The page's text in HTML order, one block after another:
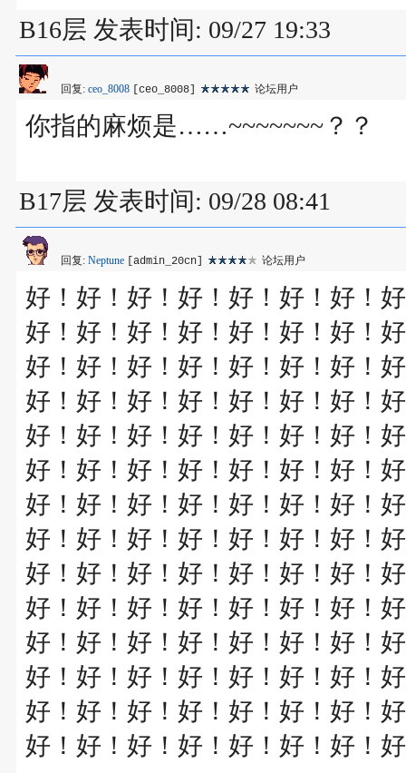
B16层 发表时间: 09/27 19:33
回复: ceo_8008 [ceo_8008] 论坛用户
你指的麻烦是……~~~~~~~？？
B17层 发表时间: 09/28 08:41
回复: Neptune [admin_20cn] 论坛用户
好！好！好！好！好！好！好！
好！好！好！好！好！好！好！
好！好！好！好！好！好！好！
好！好！好！好！好！好！好！
好！好！好！好！好！好！好！
好！好！好！好！好！好！好！
好！好！好！好！好！好！好！
好！好！好！好！好！好！好！
好！好！好！好！好！好！好！
好！好！好！好！好！好！好！
好！好！好！好！好！好！好！
好！好！好！好！好！好！好！
好！好！好！好！好！好！好！
好！好！好！好！好！好！好！